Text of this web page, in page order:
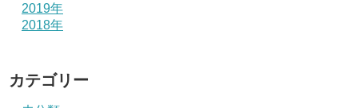
2019年
2018年
カテゴリー